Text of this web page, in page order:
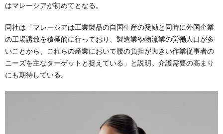
はマレーシアが初めてとなる。
同社は「マレーシアは工業製品の自国生産の奨励と同時に外国企業
の工場誘致を積極的に行っており、製造業や物流業の労働人口が多
いことから、これらの産業において腰の負担が大きい作業従事者の
ニーズを主なターゲットと捉えている」と説明。介護需要の高まり
にも期待している。